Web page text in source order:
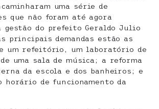
uma série de
que não foram até agora
gestão do prefeito Geraldo Julio
principais demandas estão as
um refeitório, um laboratório de
uma sala de música; a reforma
da escola e dos banheiros; e
horário de funcionamento da